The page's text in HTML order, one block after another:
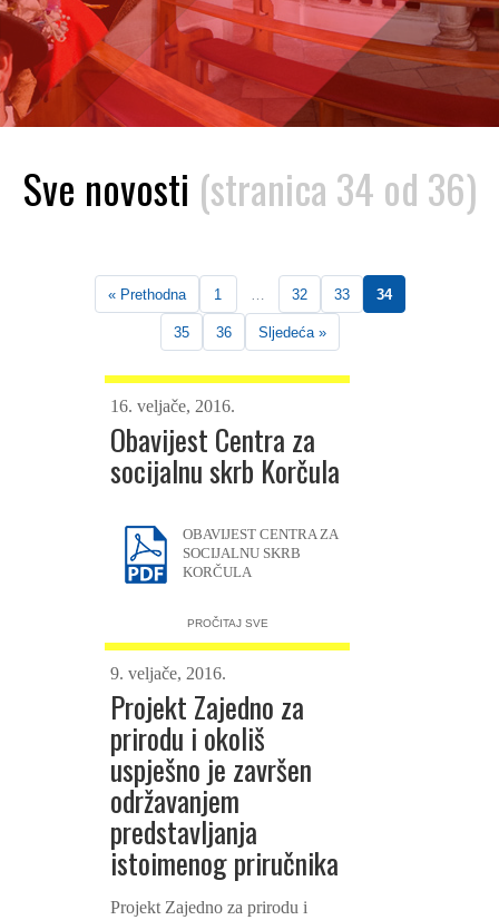
Sve novosti (stranica 34 od 36)
« Prethodna 1 32 33 34
35 36 Sljedeća »
16. veljače, 2016.
Obavijest Centra za
socijalnu skrb Korčula
OBAVIJEST CENTRA ZA
SOCIJALNU SKRB
KORČULA
PROČITAJ SVE
9. veljače, 2016.
Projekt Zajedno za
prirodu i okoliš
uspješno je završen
održavanjem
predstavljanja
istoimenog priručnika
Projekt Zajedno za prirodu i